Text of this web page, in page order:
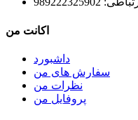
اکانت من
داشبورد
سفارش های من
نظرات من
پروفایل من